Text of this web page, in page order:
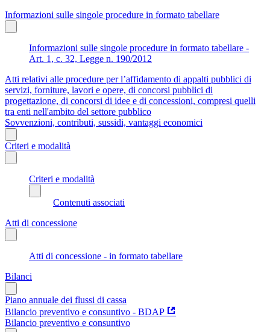
Informazioni sulle singole procedure in formato tabellare
Informazioni sulle singole procedure in formato tabellare -
Art. 1, c. 32, Legge n. 190/2012
Atti relativi alle procedure per l’affidamento di appalti pubblici di
servizi, forniture, lavori e opere, di concorsi pubblici di
progettazione, di concorsi di idee e di concessioni, compresi quelli
tra enti nell'ambito del settore pubblico
Sovvenzioni, contributi, sussidi, vantaggi economici
Criteri e modalità
Criteri e modalità
Contenuti associati
Atti di concessione
Atti di concessione - in formato tabellare
Bilanci
Piano annuale dei flussi di cassa
Bilancio preventivo e consuntivo - BDAP
Bilancio preventivo e consuntivo